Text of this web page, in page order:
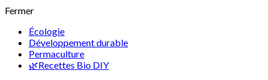
Fermer
Écologie
Développement durable
Permaculture
🌿Recettes Bio DIY